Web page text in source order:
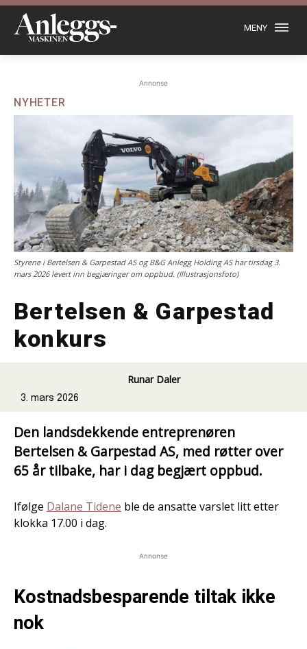
MENY
Annonse
NYHETER
Styrene i Bertelsen & Garpestad AS og B&G Anlegg Holding AS har tirsdag 3.
mars 2026 levert inn begjæringer om oppbud. (Illustrasjonsfoto)
Bertelsen & Garpestad
konkurs
Runar Daler
3. mars 2026
Den landsdekkende entreprenøren
Bertelsen & Garpestad AS, med røtter over
65 år tilbake, har i dag begjært oppbud.
Ifølge Dalane Tidene ble de ansatte varslet litt etter
klokka 17.00 i dag.
Annonse
Kostnadsbesparende tiltak ikke
nok